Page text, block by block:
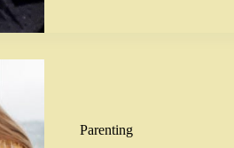
Parenting